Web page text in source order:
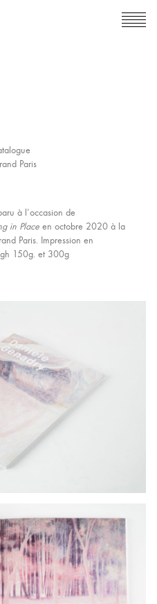
Paris
à l’occasion de
in Place en octobre 2020 à la
Paris. Impression en
150g. et 300g